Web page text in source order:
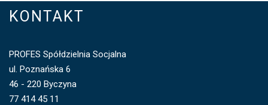
KONTAKT
PROFES Spółdzielnia Socjalna
ul. Poznańska 6
46 - 220 Byczyna
77 414 45 11